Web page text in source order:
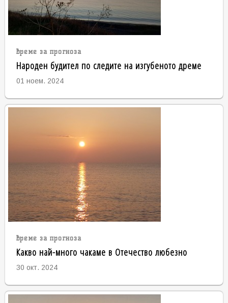
време за прогноза
Народен будител по следите на изгубеното дреме
01 ноем. 2024
време за прогноза
Какво най-много чакаме в Отечество любезно
30 окт. 2024